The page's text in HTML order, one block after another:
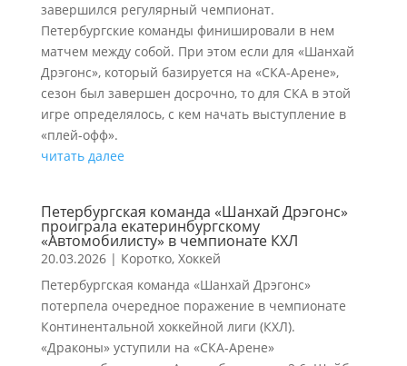
завершился регулярный чемпионат.
Петербургские команды финишировали в нем
матчем между собой. При этом если для «Шанхай
Дрэгонс», который базируется на «СКА-Арене»,
сезон был завершен досрочно, то для СКА в этой
игре определялось, с кем начать выступление в
«плей-офф».
читать далее
Петербургская команда «Шанхай Дрэгонс»
проиграла екатеринбургскому
«Автомобилисту» в чемпионате КХЛ
20.03.2026| Коротко, Хоккей
Петербургская команда «Шанхай Дрэгонс»
потерпела очередное поражение в чемпионате
Континентальной хоккейной лиги (КХЛ).
«Драконы» уступили на «СКА-Арене»